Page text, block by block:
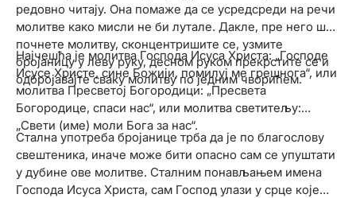
редовно читају. Она помаже да се усредсреди на речи
молитве како мисли не би лутале. Дакле, пре него што
почнете молитву, сконцентришите се, узмите
бројаницу у леву руку, десном руком прекрстите се и
одбројавајте сваку молитву по једним чворићем.
Најчешћа је молитва Господа Исуса Христа: „Господе
Исусе Христе, сине Божији, помилуј ме грешнога“, или
молитва Пресветој Богородици: „Пресвета
Богородице, спаси нас“, или молитва светитељу:
„Свети (име) моли Бога за нас“.
Стална употреба бројанице трба да је по благослову
свештеника, иначе може бити опасно сам се упуштати
у дубине ове молитве. Сталним понављањем имена
Господа Исуса Христа, сам Господ улази у срце које